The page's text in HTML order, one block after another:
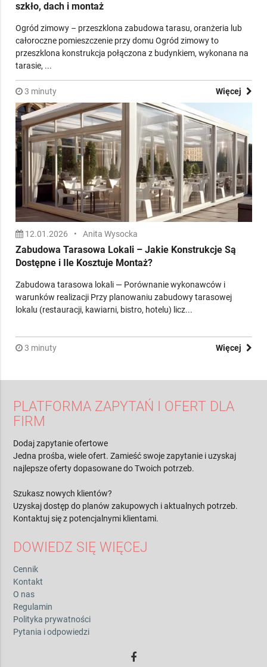
szkło, dach i montaż
Ogród zimowy – przeszklona zabudowa tarasu, oranżeria lub
całoroczne pomieszczenie przy domu Ogród zimowy to
przeszklona konstrukcja połączona z budynkiem, wykonana na
tarasie, ...
3 minuty Więcej
12.01.2026 • Anita Wysocka
Zabudowa Tarasowa Lokali – Jakie Konstrukcje Są
Dostępne i Ile Kosztuje Montaż?
Zabudowa tarasowa lokali — Porównanie wykonawców i
warunków realizacji Przy planowaniu zabudowy tarasowej
lokalu (restauracji, kawiarni, bistro, hotelu) licz...
3 minuty Więcej
PLATFORMA ZAPYTAŃ I OFERT DLA
FIRM
Dodaj zapytanie ofertowe
Jedna prośba, wiele ofert. Zamieść swoje zapytanie i uzyskaj
najlepsze oferty dopasowane do Twoich potrzeb.
Szukasz nowych klientów?
Uzyskaj dostęp do planów zakupowych i aktualnych potrzeb.
Kontaktuj się z potencjalnymi klientami.
DOWIEDZ SIĘ WIĘCEJ
Cennik
Kontakt
O nas
Regulamin
Polityka prywatności
Pytania i odpowiedzi